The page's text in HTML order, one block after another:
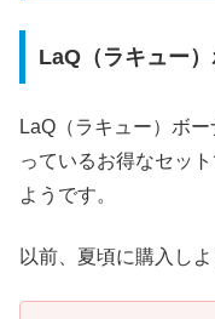
LaQ（ラキュー
LaQ（ラキュー）ボ
っているお得なセッ
ようです。
以前、夏頃に購入し